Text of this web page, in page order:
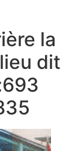
la
dit